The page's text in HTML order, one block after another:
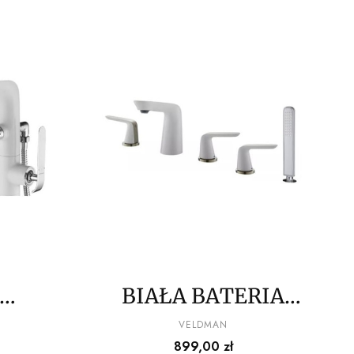
BIAŁA BATERIA
WANNOWA
PRODUCENT
VELDMAN
Cena
899,00 zł